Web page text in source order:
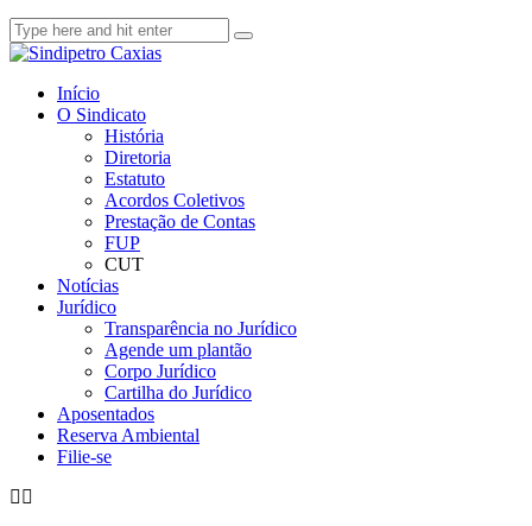
Início
O Sindicato
História
Diretoria
Estatuto
Acordos Coletivos
Prestação de Contas
FUP
CUT
Notícias
Jurídico
Transparência no Jurídico
Agende um plantão
Corpo Jurídico
Cartilha do Jurídico
Aposentados
Reserva Ambiental
Filie-se